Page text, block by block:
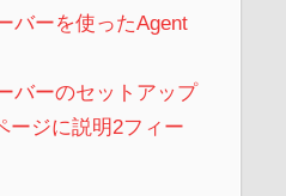
バーを使ったAgent
バーのセットアップ
ージに説明2フィー